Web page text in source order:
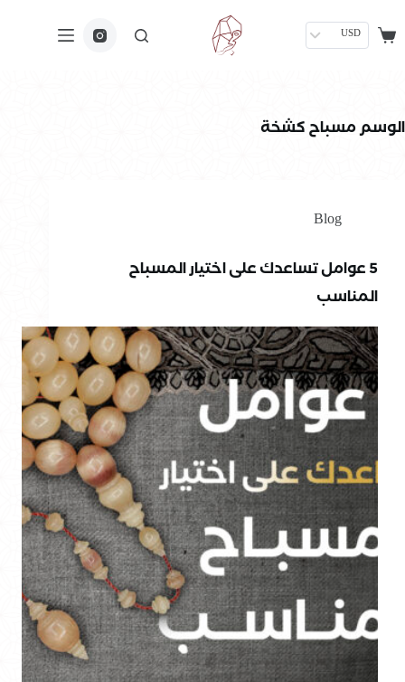
USD
الوسممسباح كشخة
Blog
5 عوامل تساعدك على اختيار المسباح
المناسب